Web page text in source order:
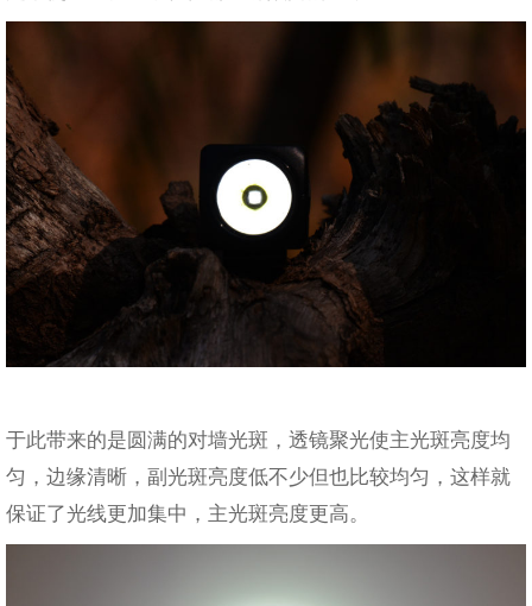
于此带来的是圆满的对墙光斑，透镜聚光使主光斑亮度均
匀，边缘清晰，副光斑亮度低不少但也比较均匀，这样就
保证了光线更加集中，主光斑亮度更高。